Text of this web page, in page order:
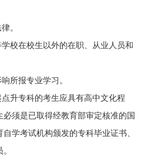
。
校在校生以外的在职、从业人员和
所报专业学习。
升专科的考生应具有高中文化程
须是已取得经教育部审定核准的国
学考试机构颁发的专科毕业证书、